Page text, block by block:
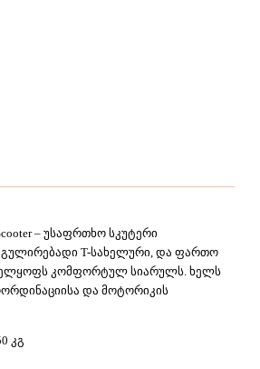
– უსაფრთხო სკუტერი
T-სახელური, და ფართო
კომფორტულ სიარულს. ხელს
და მოტორიკის
კგ